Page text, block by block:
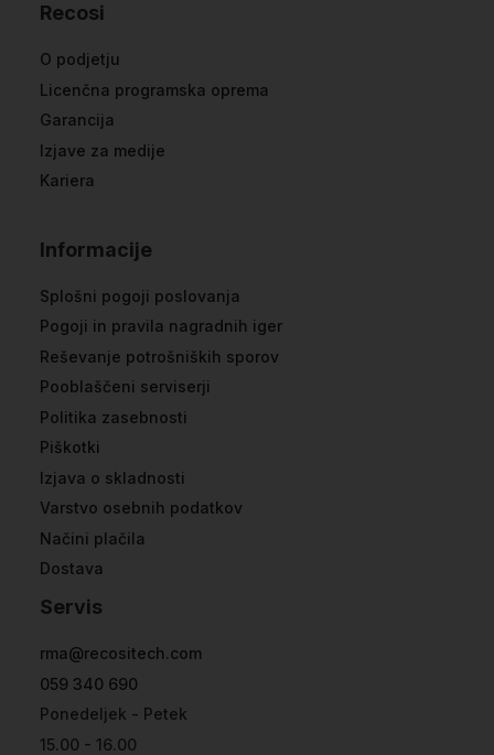
Recosi
O podjetju
Licenčna programska oprema
Garancija
Izjave za medije
Kariera
Informacije
Splošni pogoji poslovanja
Pogoji in pravila nagradnih iger
Reševanje potrošniških sporov
Pooblaščeni serviserji
Politika zasebnosti
Piškotki
Izjava o skladnosti
Varstvo osebnih podatkov
Načini plačila
Dostava
Servis
rma@recositech.com
059 340 690
Ponedeljek - Petek
15.00 - 16.00